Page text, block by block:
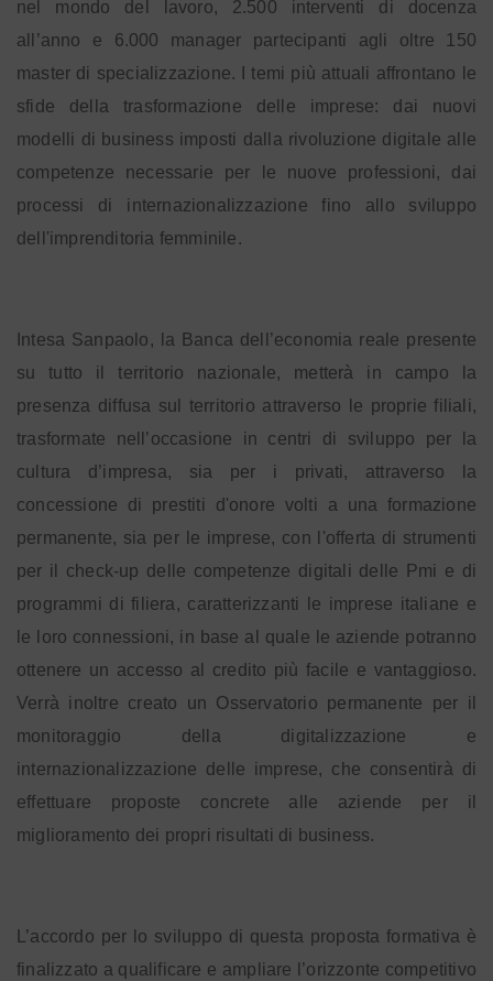
nel mondo del lavoro, 2.500 interventi di docenza
all’anno e 6.000 manager partecipanti agli oltre 150
master di specializzazione. I temi più attuali affrontano le
sfide della trasformazione delle imprese: dai nuovi
modelli di business imposti dalla rivoluzione digitale alle
competenze necessarie per le nuove professioni, dai
processi di internazionalizzazione fino allo sviluppo
dell'imprenditoria femminile.
Intesa Sanpaolo, la Banca dell’economia reale presente
su tutto il territorio nazionale, metterà in campo la
presenza diffusa sul territorio attraverso le proprie filiali,
trasformate nell’occasione in centri di sviluppo per la
cultura d’impresa, sia per i privati, attraverso la
concessione di prestiti d'onore volti a una formazione
permanente, sia per le imprese, con l'offerta di strumenti
per il check-up delle competenze digitali delle Pmi e di
programmi di filiera, caratterizzanti le imprese italiane e
le loro connessioni, in base al quale le aziende potranno
ottenere un accesso al credito più facile e vantaggioso.
Verrà inoltre creato un Osservatorio permanente per il
monitoraggio della digitalizzazione e
internazionalizzazione delle imprese, che consentirà di
effettuare proposte concrete alle aziende per il
miglioramento dei propri risultati di business.
L’accordo per lo sviluppo di questa proposta formativa è
finalizzato a qualificare e ampliare l’orizzonte competitivo